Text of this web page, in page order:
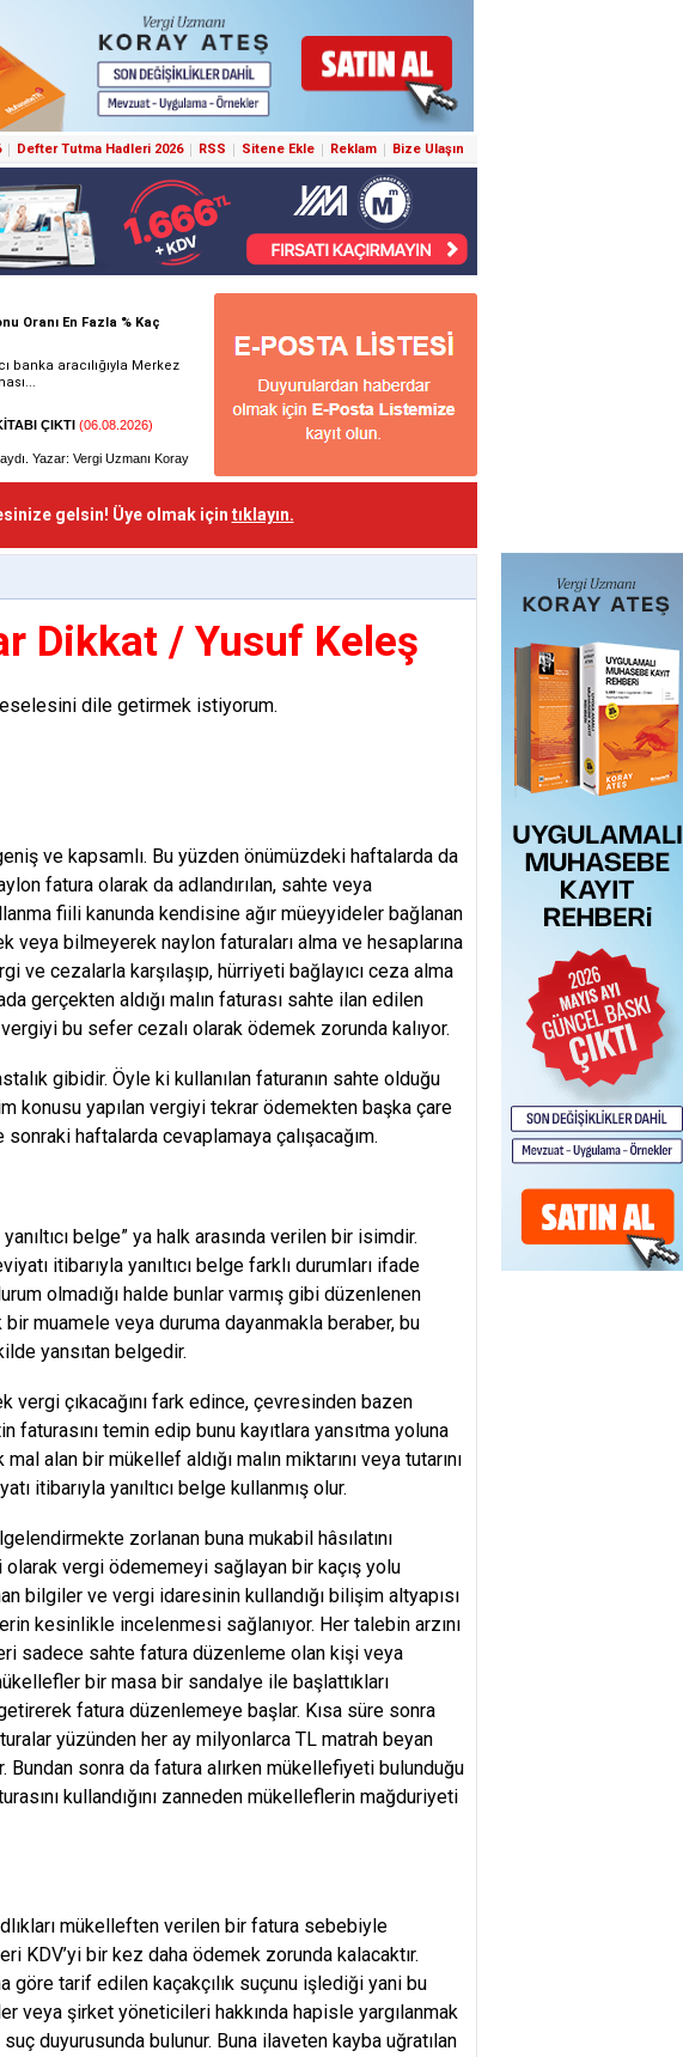
Defter Tutma Hadleri 2026 RSS Sitene Ekle Reklam Bize Ulaşın
gelsin! Üye olmak için tıklayın.
Dikkat / Yusuf Keleş
dile getirmek istiyorum.
ve kapsamlı. Bu yüzden önümüzdeki haftalarda da
fatura olarak da adlandırılan, sahte veya
fiili kanunda kendisine ağır müeyyideler bağlanan
veya bilmeyerek naylon faturaları alma ve hesaplarına
ve cezalarla karşılaşıp, hürriyeti bağlayıcı ceza alma
gerçekten aldığı malın faturası sahte ilan edilen
bu sefer cezalı olarak ödemek zorunda kalıyor.
gibidir. Öyle ki kullanılan faturanın sahte olduğu
konusu yapılan vergiyi tekrar ödemekten başka çare
haftalarda cevaplamaya çalışacağım.
belge” ya halk arasında verilen bir isimdir.
itibarıyla yanıltıcı belge farklı durumları ifade
olmadığı halde bunlar varmış gibi düzenlenen
muamele veya duruma dayanmakla beraber, bu
yansıtan belgedir.
çıkacağını fark edince, çevresinden bazen
temin edip bunu kayıtlara yansıtma yoluna
alan bir mükellef aldığı malın miktarını veya tutarını
itibarıyla yanıltıcı belge kullanmış olur.
zorlanan buna mukabil hâsılatını
vergi ödememeyi sağlayan bir kaçış yolu
bilgiler ve vergi idaresinin kullandığı bilişim altyapısı
kesinlikle incelenmesi sağlanıyor. Her talebin arzını
sadece sahte fatura düzenleme olan kişi veya
bir masa bir sandalye ile başlattıkları
fatura düzenlemeye başlar. Kısa süre sonra
yüzünden her ay milyonlarca TL matrah beyan
sonra da fatura alırken mükellefiyeti bulunduğu
kullandığını zanneden mükelleflerin mağduriyeti
mükelleften verilen bir fatura sebebiyle
KDV’yi bir kez daha ödemek zorunda kalacaktır.
göre tarif edilen kaçakçılık suçunu işlediği yani bu
veya şirket yöneticileri hakkında hapisle yargılanmak
duyurusunda bulunur. Buna ilaveten kayba uğratılan